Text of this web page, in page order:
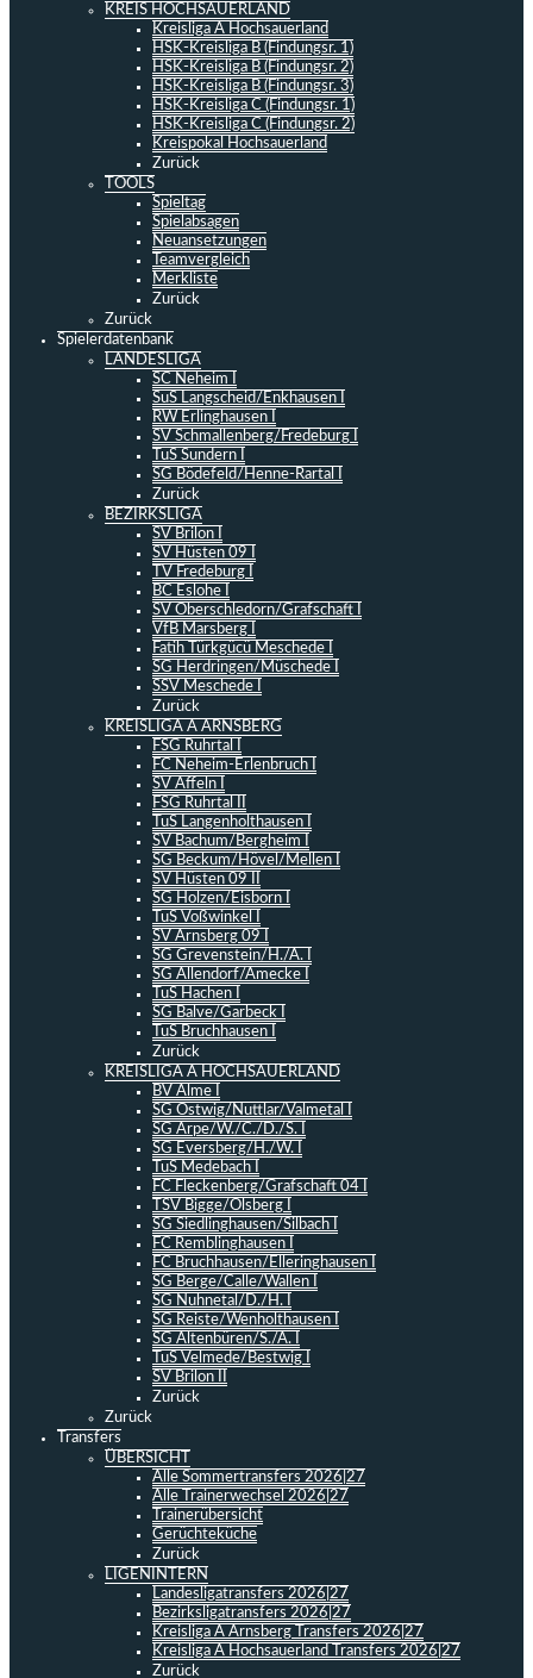
KREIS HOCHSAUERLAND
Kreisliga A Hochsauerland
HSK-Kreisliga B (Findungsr. 1)
HSK-Kreisliga B (Findungsr. 2)
HSK-Kreisliga B (Findungsr. 3)
HSK-Kreisliga C (Findungsr. 1)
HSK-Kreisliga C (Findungsr. 2)
Kreispokal Hochsauerland
Zurück
TOOLS
Spieltag
Spielabsagen
Neuansetzungen
Teamvergleich
Merkliste
Zurück
Zurück
Spielerdatenbank
LANDESLIGA
SC Neheim I
SuS Langscheid/Enkhausen I
RW Erlinghausen I
SV Schmallenberg/Fredeburg I
TuS Sundern I
SG Bödefeld/Henne-Rartal I
Zurück
BEZIRKSLIGA
SV Brilon I
SV Hüsten 09 I
TV Fredeburg I
BC Eslohe I
SV Oberschledorn/Grafschaft I
VfB Marsberg I
Fatih Türkgücü Meschede I
SG Herdringen/Müschede I
SSV Meschede I
Zurück
KREISLIGA A ARNSBERG
FSG Ruhrtal I
FC Neheim-Erlenbruch I
SV Affeln I
FSG Ruhrtal II
TuS Langenholthausen I
SV Bachum/Bergheim I
SG Beckum/Hövel/Mellen I
SV Hüsten 09 II
SG Holzen/Eisborn I
TuS Voßwinkel I
SV Arnsberg 09 I
SG Grevenstein/H./A. I
SG Allendorf/Amecke I
TuS Hachen I
SG Balve/Garbeck I
TuS Bruchhausen I
Zurück
KREISLIGA A HOCHSAUERLAND
BV Alme I
SG Ostwig/Nuttlar/Valmetal I
SG Arpe/W./C./D./S. I
SG Eversberg/H./W. I
TuS Medebach I
FC Fleckenberg/Grafschaft 04 I
TSV Bigge/Olsberg I
SG Siedlinghausen/Silbach I
FC Remblinghausen I
FC Bruchhausen/Elleringhausen I
SG Berge/Calle/Wallen I
SG Nuhnetal/D./H. I
SG Reiste/Wenholthausen I
SG Altenbüren/S./A. I
TuS Velmede/Bestwig I
SV Brilon II
Zurück
Zurück
Transfers
ÜBERSICHT
Alle Sommertransfers 2026|27
Alle Trainerwechsel 2026|27
Trainerübersicht
Gerüchteküche
Zurück
LIGENINTERN
Landesligatransfers 2026|27
Bezirksligatransfers 2026|27
Kreisliga A Arnsberg Transfers 2026|27
Kreisliga A Hochsauerland Transfers 2026|27
Zurück